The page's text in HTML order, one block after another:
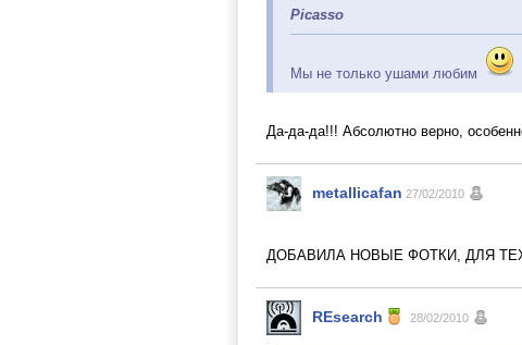
Picasso
Мы не только ушами любим
Да-да-да!!! Абсолютно верно,
metallicafan 27/02/2010
ДОБАВИЛА НОВЫЕ ФОТКИ, ДЛЯ
REsearch 28/02/2010